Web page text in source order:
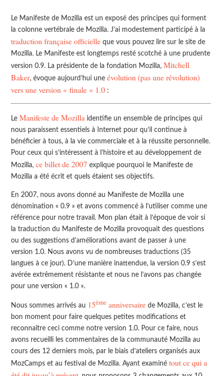
Le Manifeste de Mozilla est un exposé des principes qui forment
la colonne vertébrale de Mozilla. J’ai modestement participé à la
traduction française officielle que vous pouvez lire sur le site de
Mozilla. Le Manifeste est longtemps resté scotché à une prudente
version 0.9. La présidente de la fondation Mozilla, Mitchell
Baker, évoque aujourd’hui uneévolution (pas une révolution)
vers une version « finale » 1.0 :
LeManifeste de Mozilla identifie un ensemble de principes qui
nous paraissent essentiels à Internet pour qu’il continue à
bénéficier à tous, à la vie commerciale et à la réussite personnelle.
Pour ceux qui s’intéressent à l’histoire et au développement de
Mozilla,ce billet de 2007 explique pourquoi le Manifeste de
Mozilla a été écrit et quels étaient ses objectifs.
En 2007, nous avons donné au Manifeste de Mozilla une
dénomination « 0.9 » et avons commencé à l’utiliser comme une
référence pour notre travail. Mon plan était à l’époque de voir si
la traduction du Manifeste de Mozilla provoquait des questions
ou des suggestions d’améliorations avant de passer à une
version 1.0. Nous avons vu de nombreuses traductions (35
langues à ce jour). D’une manière inattendue, la version 0.9 s’est
avérée extrêmement résistante et nous ne l’avons pas changée
pour une version « 1.0 ».
Nous sommes arrivés au 15ème anniversaire de Mozilla, c’est le
bon moment pour faire quelques petites modifications et
reconnaître ceci comme notre version 1.0. Pour ce faire, nous
avons recueilli les commentaires de la communauté Mozilla au
cours des 12 derniers mois, par le biais d’ateliers organisés aux
MozCamps et au festival de Mozilla. Ayant examinétout ce qui a